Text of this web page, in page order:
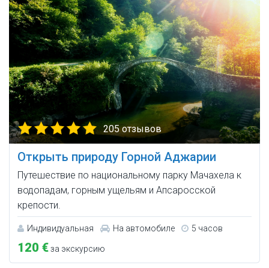
205 отзывов
Открыть природу Горной Аджарии
Путешествие по национальному парку Мачахела к
водопадам, горным ущельям и Апсаросской
крепости.
Индивидуальная На автомобиле 5 часов
120 €за экскурсию